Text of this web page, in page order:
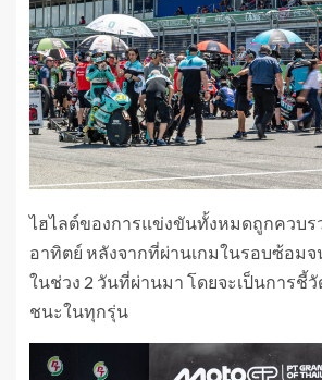
ไฮไลต์ของการแข่งขันทั้งหมดถูกควบร
อาทิตย์ หลังจากที่ผ่านเกมในรอบซ้อมจ
ในช่วง 2 วันที่ผ่านมา โดยจะเป็นการชี้วั
ชนะในทุกรุ่น